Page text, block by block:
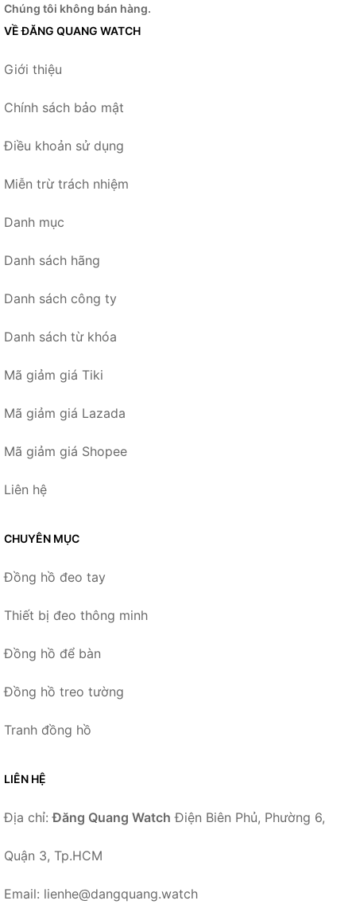
Chúng tôi không bán hàng.
VỀ ĐĂNG QUANG WATCH
Giới thiệu
Chính sách bảo mật
Điều khoản sử dụng
Miễn trừ trách nhiệm
Danh mục
Danh sách hãng
Danh sách công ty
Danh sách từ khóa
Mã giảm giá Tiki
Mã giảm giá Lazada
Mã giảm giá Shopee
Liên hệ
CHUYÊN MỤC
Đồng hồ đeo tay
Thiết bị đeo thông minh
Đồng hồ để bàn
Đồng hồ treo tường
Tranh đồng hồ
LIÊN HỆ
Địa chỉ:Đăng Quang Watch Điện Biên Phủ, Phường 6,
Quận 3, Tp.HCM
Email: lienhe@dangquang.watch